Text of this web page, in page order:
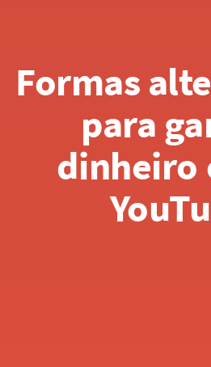
Formas
para
dinheiro